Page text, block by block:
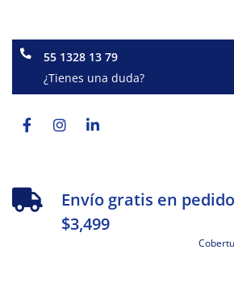
55 1328 13 79
¿Tienes una duda?
f
Envío gratis en
$3,499